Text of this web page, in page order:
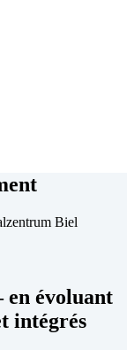
en évo­luant
in­té­grés